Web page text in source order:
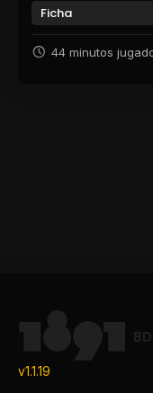
Ficha
44 minutos
BD
v1.1.19